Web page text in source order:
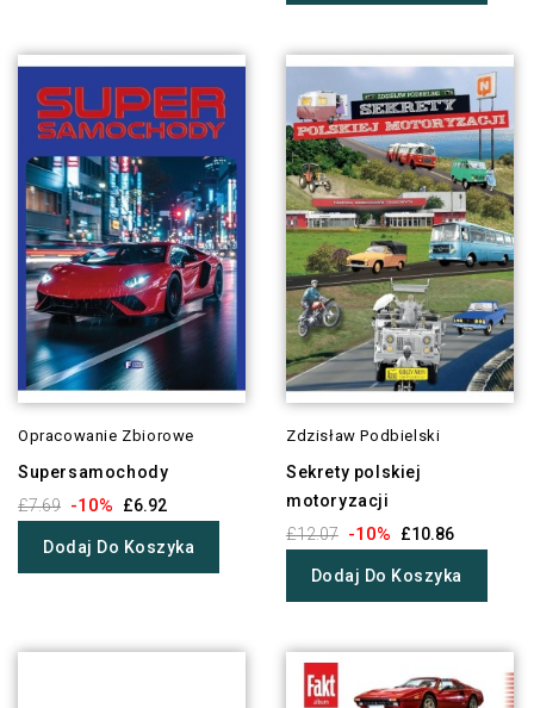
Opracowanie Zbiorowe
Supersamochody
£7.69 -10% £6.92
Dodaj Do Koszyka
Zdzisław Podbielski
Sekrety polskiej
motoryzacji
£12.07 -10% £10.86
Dodaj Do Koszyka